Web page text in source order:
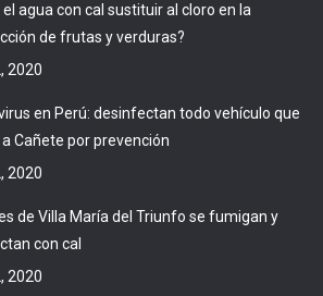
el agua con cal sustituir al cloro en la
de frutas y verduras?
2020
en Perú: desinfectan todo vehículo que
Cañete por prevención
2020
de Villa María del Triunfo se fumigan y
con cal
2020